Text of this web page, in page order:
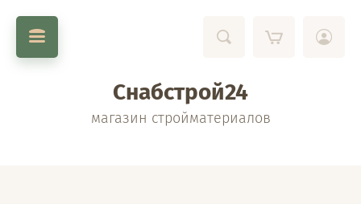
Снабстрой24
магазин стройматериалов